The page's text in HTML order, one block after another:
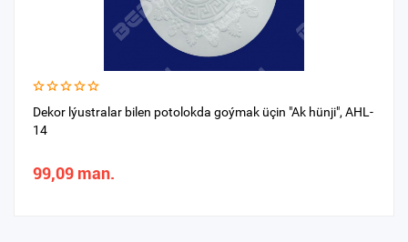
Dekor lýustralar bilen potolokda goýmak üçin "Ak hünji", AHL-
14
99,09 man.